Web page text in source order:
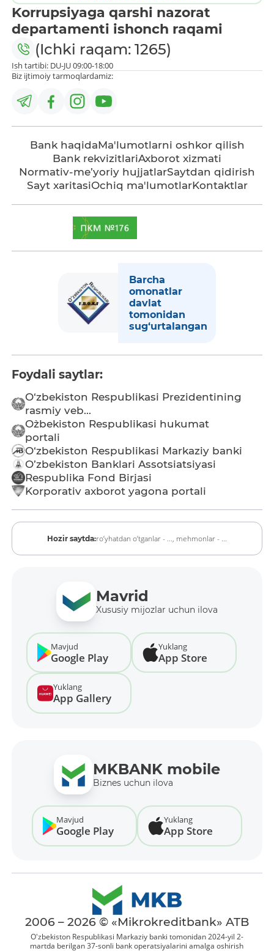
Korrupsiyaga qarshi nazorat
departamenti ishonch raqami
(Ichki raqam: 1265)
Ish tartibi: DU-JU 09:00-18:00
Biz ijtimoiy tarmoqlardamiz:
Bank haqidaMa'lumotlarni oshkor qilish
Bank rekvizitlariAxborot xizmati
Normativ-me’yoriy hujjatlarSaytdan qidirish
Sayt xaritasiOchiq ma'lumotlarKontaktlar
Barcha
omonatlar
davlat
tomonidan
sug‘urtalangan
Foydali saytlar:
O‘zbekiston Respublikasi Prezidentining
rasmiy veb...
O`zbekiston Respublikasi hukumat
portali
O‘zbekiston Respublikasi Markaziy banki
O’zbekiston Banklari Assotsiatsiyasi
Respublika Fond Birjasi
Korporativ axborot yagona portali
Hozir saytda:ro‘yhatdan o‘tganlar - ..., mehmonlar - ...
Mavrid
Xususiy mijozlar uchun ilova
Mavjud
Google Play
Yuklang
App Store
Yuklang
App Gallery
MKBANK mobile
Biznes uchun ilova
Mavjud
Google Play
Yuklang
App Store
2006 – 2026 © «Mikrokreditbank» ATB
O'zbekiston Respublikasi Markaziy banki tomonidan 2024-yil 2-
martda berilgan 37-sonli bank operatsiyalarini amalga oshirish